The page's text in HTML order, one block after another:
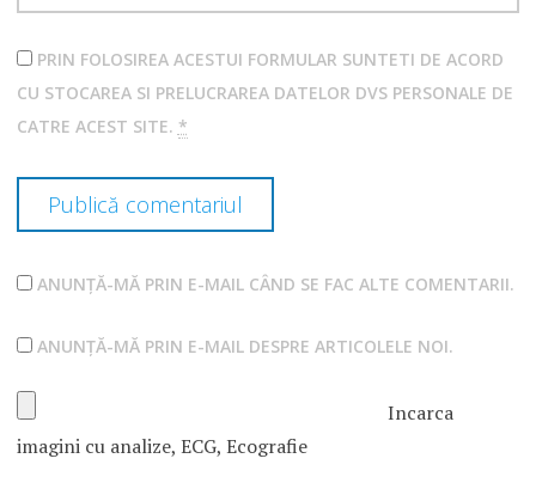
PRIN FOLOSIREA ACESTUI FORMULAR SUNTETI DE ACORD
CU STOCAREA SI PRELUCRAREA DATELOR DVS PERSONALE DE
CATRE ACEST SITE. *
ANUNȚĂ-MĂ PRIN E-MAIL CÂND SE FAC ALTE COMENTARII.
ANUNȚĂ-MĂ PRIN E-MAIL DESPRE ARTICOLELE NOI.
Incarca
imagini cu analize, ECG, Ecografie